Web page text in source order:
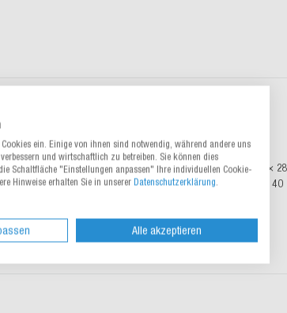
1706.020 1/8 Euro 140
385 ×
140
ein. Einige von ihnen sind notwendig, während andere uns
und wirtschaftlich zu betreiben. Sie können dies
Schaltfläche "Einstellungen anpassen" Ihre individuellen Cookie-
Hinweise erhalten Sie in unserer Datenschutzerklärung.
Alle akzeptieren